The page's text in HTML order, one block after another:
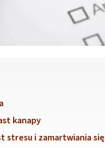
kanapy
stresu i zamartwiania się